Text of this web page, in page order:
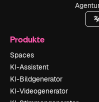
Produkte
Spaces
KI-Assistent
KI-Bildgenerator
KI-Videogenerator